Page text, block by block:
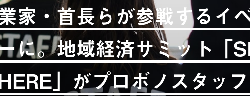
家・首長らが参戦するイ
に。地域経済サミット「
」がプロボノスタッフ